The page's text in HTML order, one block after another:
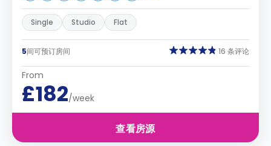
Single Studio Flat
5间可预订房间 16 条评论
From
£182/week
查看房源